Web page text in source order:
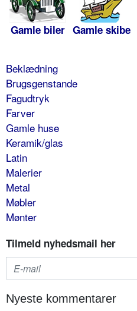
Gamle biler Gamle skibe
Beklædning
Brugsgenstande
Fagudtryk
Farver
Gamle huse
Keramik/glas
Latin
Malerier
Metal
Møbler
Mønter
Tilmeld nyhedsmail her
Nyeste kommentarer